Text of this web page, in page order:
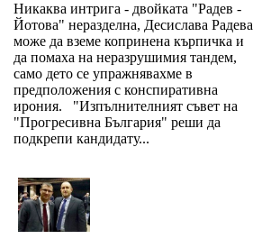
Никаква интрига - двойката "Радев -
Йотова" неразделна, Десислава Радева
може да вземе копринена кърпичка и
да помаха на неразрушимия тандем,
само дето се упражнявахме в
предположения с конспиративна
ирония. "Изпълнителният съвет на
"Прогресивна България" реши да
подкрепи кандидату...